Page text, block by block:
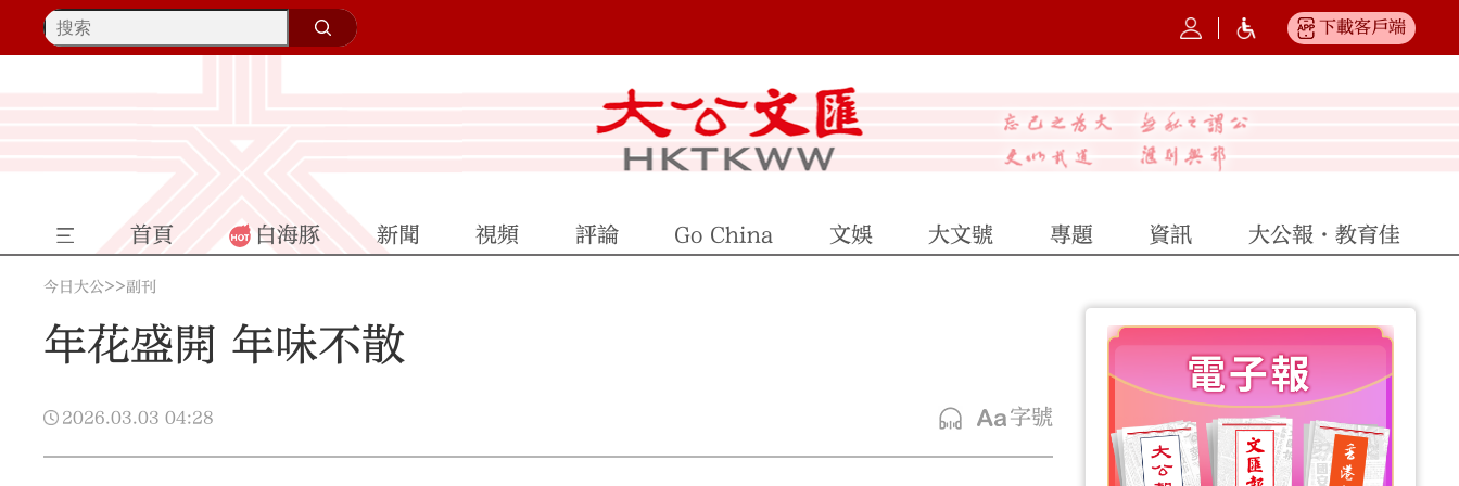
下載客戶端
首頁 白海豚 新聞 視頻 評論 Go China 文娛 大文號 專題 資訊 大公報·教育佳
今日大公>>副刊
年花盛開 年味不散
2026.03.03 04:28 字號